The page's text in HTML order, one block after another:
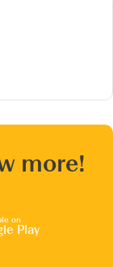
more!
on
Play